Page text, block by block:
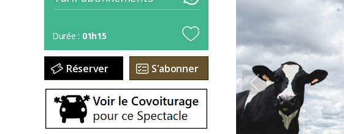
Durée : 01h15
Réserver S'abonner